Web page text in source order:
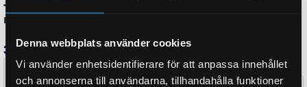
Denna webbplats använder cookies
Vi använder enhetsidentifierare för att anpassa innehållet
och annonserna till användarna, tillhandahålla funktioner
Relaterade produkter